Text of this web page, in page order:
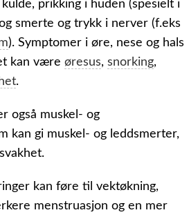
prikking i huden (spesielt i
smerte og trykk i nerver (f.eks
). Symptomer i øre, nese og hals
kan være øresus, snorking,
.
også muskel- og
kan gi muskel- og leddsmerter,
kan føre til vektøkning,
menstruasjon og en mer